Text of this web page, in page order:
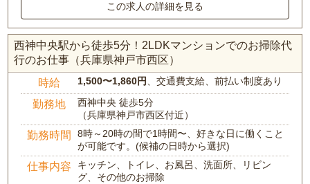
この求人の詳細を見る
西神中央駅から徒歩5分！2LDKマンションでのお掃除代
行のお仕事（兵庫県神戸市西区）
時給 1,500〜1,860円、交通費支給、前払い制度あり
勤務地
西神中央 徒歩5分
（兵庫県神戸市西区付近）
勤務時間
8時～20時の間で1時間〜、好きな日に働くこと
が可能です。(候補の日時から選択)
仕事内容
キッチン、トイレ、お風呂、洗面所、リビン
グ、その他のお掃除